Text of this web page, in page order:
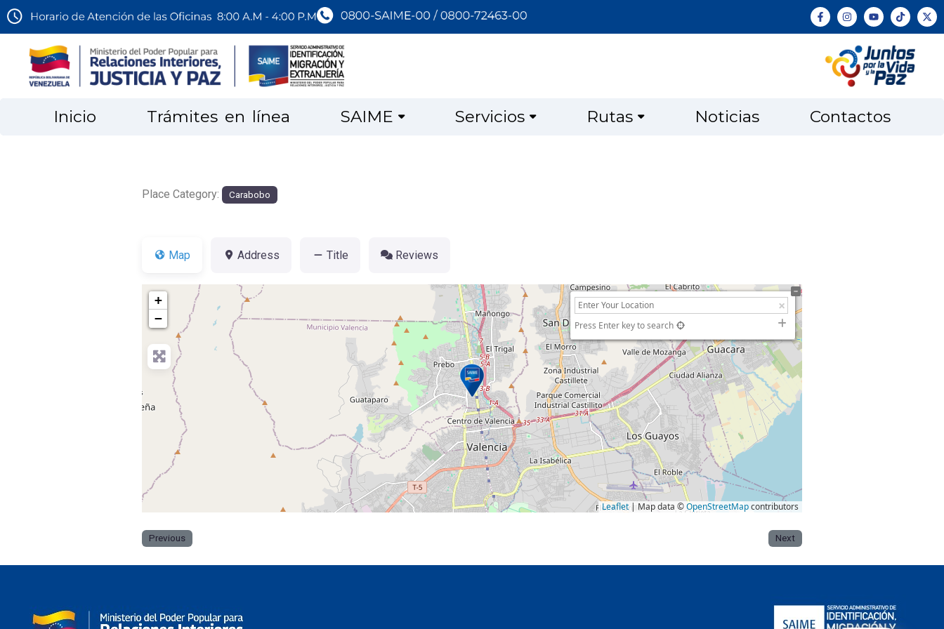
Inicio Trámites en línea SAIME Servicios Rutas Noticias Contactos
Place Category: Carabobo
Map Address Title Reviews
+
−
Press Enter key to search
Leaflet| Map data ©OpenStreetMapcontributors
Previous Next